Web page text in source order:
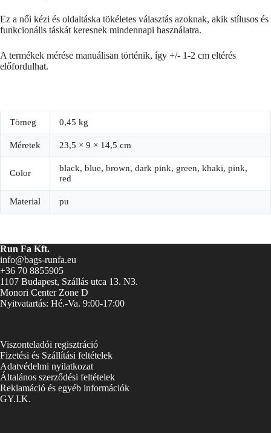
Ez a női kézi és oldaltáska tökéletes választás azoknak, akik stílusos és
funkcionális táskát keresnek mindennapi használatra.
A termékek mérése manuálisan történik, így +/- 1-2 cm eltérés
előfordulhat.
Tömeg 0,45 kg
Méretek 23,5 × 9 × 14,5 cm
Color
black, blue, brown, dark pink, green, khaki, pink,
red
Material pu
Run Fa Kft.
info@bags-runfa.eu
+36 70 8855905
1107 Budapest, Szállás utca 13. N3.
Monori Center Zone D
Nyitvatartás: Hé.-Va. 9:00-17:00
Viszonteladói regisztráció
Fizetési és Szállítási feltételek
Adatvédelmi nyilatkozat
Általános szerződési feltételek
Reklamáció és egyéb információk
GY.I.K.